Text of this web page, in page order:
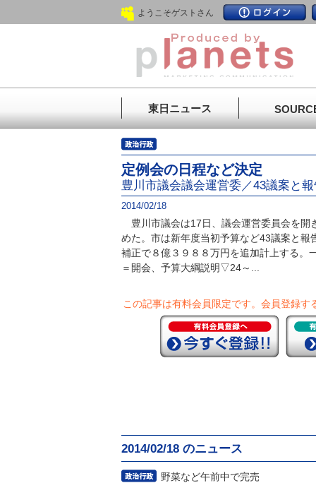
ようこそゲストさん
東日ニュース
定例会の日程など決定
豊川市議会議会運営委／43議案と
2014/02/18
豊川市議会は17日、議会運営委員会を開
めた。市は新年度当初予算など43議案と報
補正で８億３９８８万円を追加計上する
＝開会、予算大綱説明▽24～...
この記事は有料会員限定です。 会員登録す
2014/02/18 のニュース
野菜など午前中で完売